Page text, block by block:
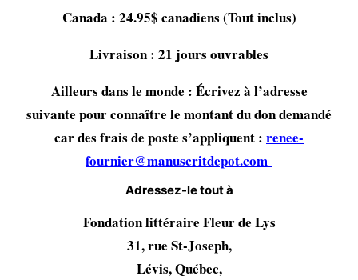
Canada : 24.95$ canadiens (Tout inclus)
Livraison : 21 jours ouvrables
Ailleurs dans le monde : Écrivez à l’adresse
suivante pour connaître le montant du don demandé
car des frais de poste s’appliquent : renee-
fournier@manuscritdepot.com
Adressez-le tout à
Fondation littéraire Fleur de Lys
31, rue St-Joseph,
Lévis, Québec,